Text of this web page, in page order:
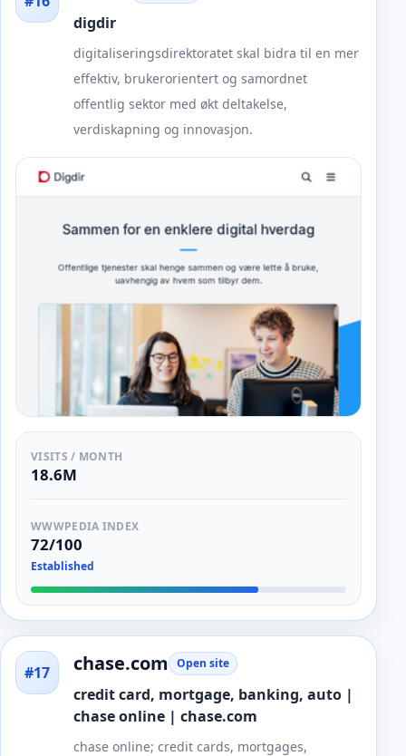
digdir
digitaliseringsdirektoratet skal bidra til en mer
effektiv, brukerorientert og samordnet
offentlig sektor med økt deltakelse,
verdiskapning og innovasjon.
VISITS / MONTH
18.6M
WWWPEDIA INDEX
72/100
Established
#17 chase.com Open site
credit card, mortgage, banking, auto |
chase online | chase.com
chase online; credit cards, mortgages,